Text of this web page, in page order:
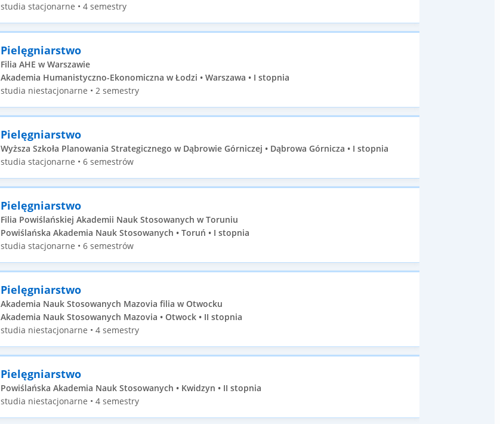
studia stacjonarne • 4 semestry
Pielęgniarstwo
Filia AHE w Warszawie
Akademia Humanistyczno-Ekonomiczna w Łodzi • Warszawa • I stopnia
studia niestacjonarne • 2 semestry
Pielęgniarstwo
Wyższa Szkoła Planowania Strategicznego w Dąbrowie Górniczej • Dąbrowa Górnicza • I stopnia
studia stacjonarne • 6 semestrów
Pielęgniarstwo
Filia Powiślańskiej Akademii Nauk Stosowanych w Toruniu
Powiślańska Akademia Nauk Stosowanych • Toruń • I stopnia
studia stacjonarne • 6 semestrów
Pielęgniarstwo
Akademia Nauk Stosowanych Mazovia filia w Otwocku
Akademia Nauk Stosowanych Mazovia • Otwock • II stopnia
studia niestacjonarne • 4 semestry
Pielęgniarstwo
Powiślańska Akademia Nauk Stosowanych • Kwidzyn • II stopnia
studia niestacjonarne • 4 semestry